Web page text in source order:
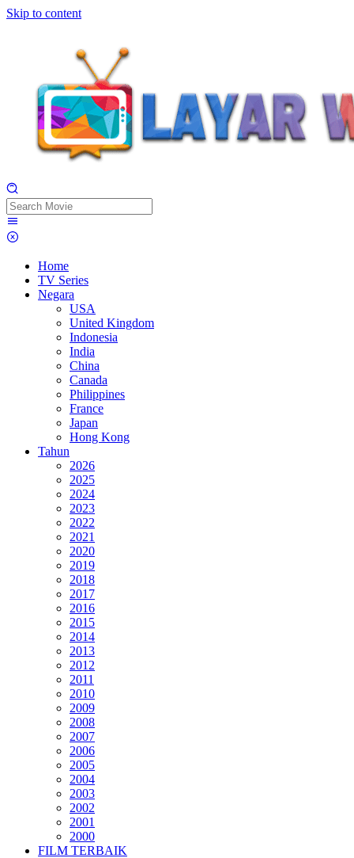
Skip to content
Home
TV Series
Negara
USA
United Kingdom
Indonesia
India
China
Canada
Philippines
France
Japan
Hong Kong
Tahun
2026
2025
2024
2023
2022
2021
2020
2019
2018
2017
2016
2015
2014
2013
2012
2011
2010
2009
2008
2007
2006
2005
2004
2003
2002
2001
2000
FILM TERBAIK